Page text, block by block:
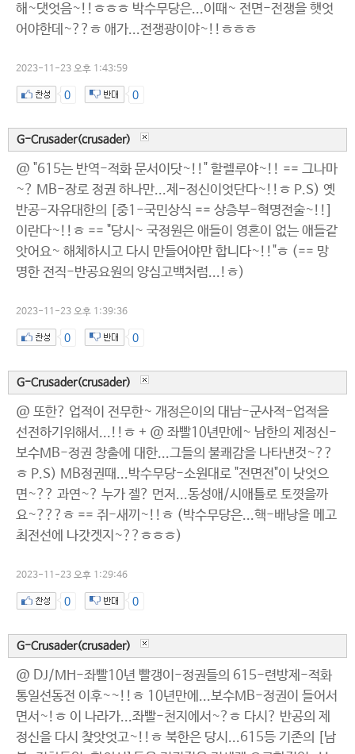
해~댓엇음~!!ㅎㅎㅎ 박수무당은...이때~ 전면-전쟁을 햇엇
어야한데~??ㅎ 애가...전쟁광이야~!!ㅎㅎㅎ
2023-11-23 오후 1:43:59
0 0
G-Crusader(crusader)
@ "615는 반역-적화 문서이닷~!!" 할렐루야~!! == 그나마
~? MB-장로 정권 하나만...제-정신이엇단다~!!ㅎ P.S) 옛
반공-자유대한의 [중1-국민상식 == 상층부-혁명전술~!!]
이란다~!!ㅎ == "당시~ 국정원은 애들이 영혼이 없는 애들같
앗어요~ 해체하시고 다시 만들어야만 합니다~!!"ㅎ (== 망
명한 전직-반공요원의 양심고백처럼...!ㅎ)
2023-11-23 오후 1:39:36
0 0
G-Crusader(crusader)
@ 또한? 업적이 전무한~ 개정은이의 대남-군사적-업적을
선전하기위해서...!!ㅎ + @ 좌빨10년만에~ 남한의 제정신-
보수MB-정권 창출에 대한...그들의 불쾌감을 나타낸것~??
ㅎ P.S) MB정권때...박수무당-소원대로 "전면전"이 낫엇으
면~?? 과연~? 누가 젤? 먼저...동성애/시애틀로 토꼇을까
요~???ㅎ == 쥐-새끼~!!ㅎ (박수무당은...핵-배낭을 메고
최전선에 나갓겟지~??ㅎㅎㅎ)
2023-11-23 오후 1:29:46
0 0
G-Crusader(crusader)
@ DJ/MH-좌빨10년 빨갱이-정권들의 615-련방제-적화
통일선동전 이후~~!!ㅎ 10년만에...보수MB-정권이 들어서
면서~!ㅎ 이 나라가...좌빨-천지에서~?ㅎ 다시? 반공의 제
정신을 다시 찾앗엇고~!!ㅎ 북한은 당시...615등 기존의 [남